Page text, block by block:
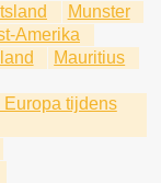
Munster
Amerika
Mauritius
tijdens